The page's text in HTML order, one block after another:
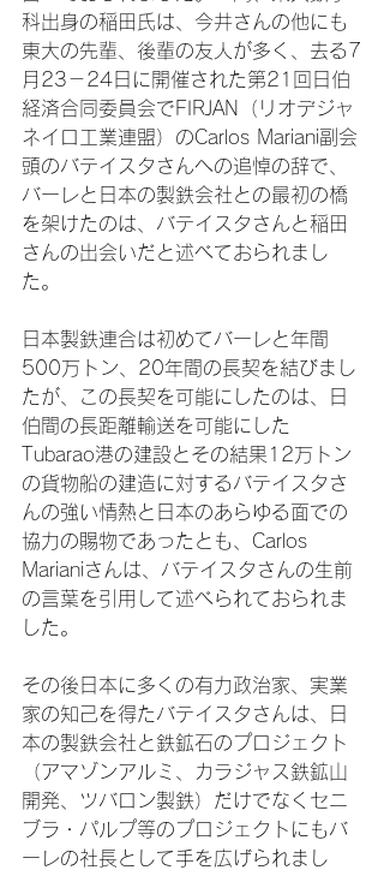
科出身の稲田氏は、今井さんの他にも
東大の先輩、後輩の友人が多く、去る7
月23－24日に開催された第21回日伯
経済合同委員会でFIRJAN（リオデジャ
ネイロ工業連盟）のCarlos Mariani副会
頭のバテイスタさんへの追悼の辞で、
バーレと日本の製鉄会社との最初の橋
を架けたのは、バテイスタさんと稲田
さんの出会いだと述べておられまし
た。
日本製鉄連合は初めてバーレと年間
500万トン、20年間の長契を結びまし
たが、この長契を可能にしたのは、日
伯間の長距離輸送を可能にした
Tubarao港の建設とその結果12万トン
の貨物船の建造に対するバテイスタさ
んの強い情熱と日本のあらゆる面での
協力の賜物であったとも、Carlos
Marianiさんは、バテイスタさんの生前
の言葉を引用して述べられておられま
した。
その後日本に多くの有力政治家、実業
家の知己を得たバテイスタさんは、日
本の製鉄会社と鉄鉱石のプロジェクト
（アマゾンアルミ、カラジャス鉄鉱山
開発、ツバロン製鉄）だけでなくセニ
ブラ・パルプ等のプロジェクトにもバ
ーレの社長として手を広げられまし